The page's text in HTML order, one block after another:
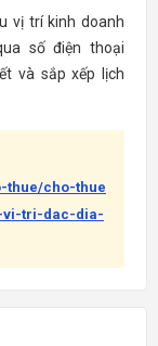
vị trí kinh doanh
số điện thoại
và sắp xếp lịch
thue/cho-thue
vi-tri-dac-dia-